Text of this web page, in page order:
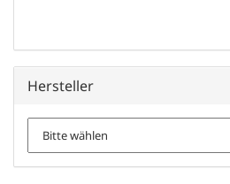
Hersteller